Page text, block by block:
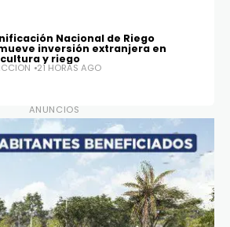
Nacional de Riego
inversión extranjera en
y riego
21 HORAS AGO
ANUNCIOS